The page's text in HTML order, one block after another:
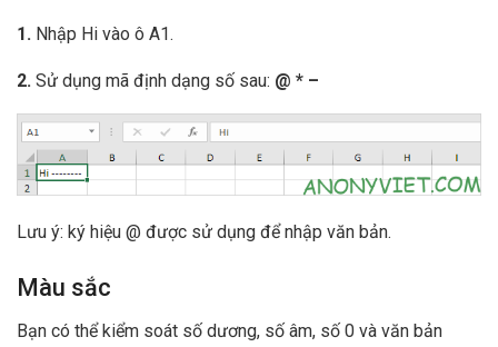
1. Nhập Hi vào ô A1.
2. Sử dụng mã định dạng số sau: @ * –
Lưu ý: ký hiệu @ được sử dụng để nhập văn bản.
Màu sắc
Bạn có thể kiểm soát số dương, số âm, số 0 và văn bản